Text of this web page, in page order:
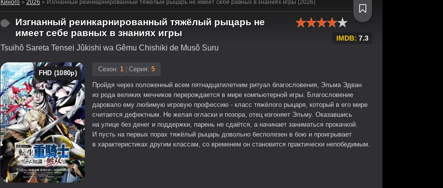
Киного » 2026 » Изгнанный реинкарнированный тяжёлый рыцарь не имеет себе равных в знаниях игры (2026)
Изгнанный реинкарнированный тяжёлый рыцарь не
имеет себе равных в знаниях игры
Tsuihô Sareta Tensei Jûkishi wa Gêmu Chishiki de Musô Suru
IMDB: 7.3
FHD (1080p)
Сезон: 1 Серия: 5
Пройдя через положенный всем пятнадцатилетним ритуал благословения, Эльма Эдван
из рода великих мечников перерождается в мире компьютерной игры. Благословение
даровало ему любимую игровую профессию - класс тяжёлого рыцаря, который в его мире
считается дефектным. Не желая огласки и позора, отец изгоняет Эльму. Оказавшись
на улице без денег и поддержки, парень не сдаётся, а начинает заниматься прокачкой.
И пусть на первых порах тяжёлый рыцарь довольно бесполезен в бою и проигрывает
в характеристиках другим классам, со временем он становится практически непобедимым.